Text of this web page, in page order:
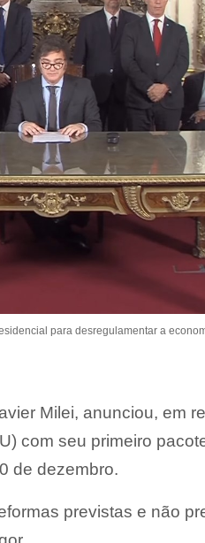
para desregulamentar a
Milei, anunciou, em
com seu primeiro
de dezembro.
previstas e não